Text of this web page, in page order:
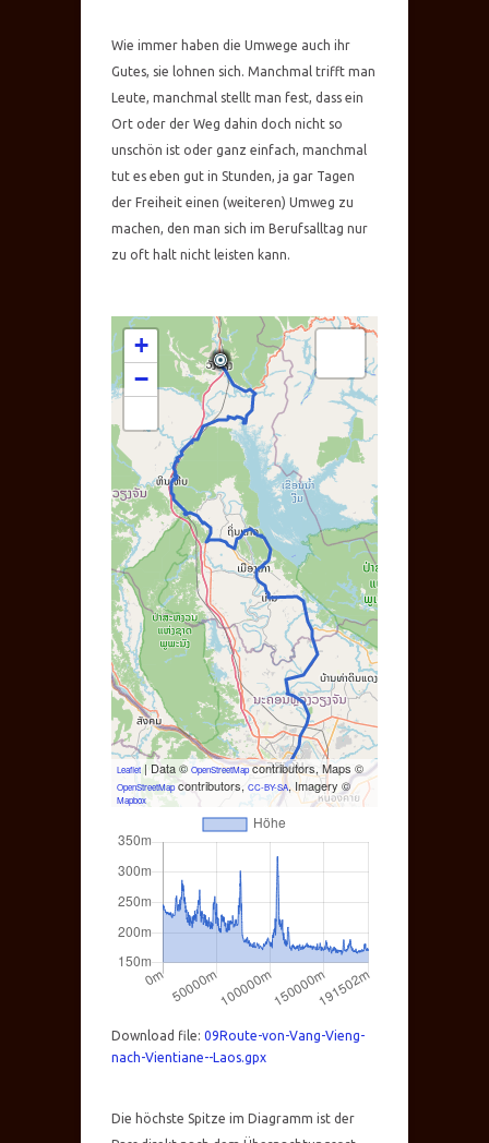
Wie immer haben die Umwege auch ihr
Gutes, sie lohnen sich. Manchmal trifft man
Leute, manchmal stellt man fest, dass ein
Ort oder der Weg dahin doch nicht so
unschön ist oder ganz einfach, manchmal
tut es eben gut in Stunden, ja gar Tagen
der Freiheit einen (weiteren) Umweg zu
machen, den man sich im Berufsalltag nur
zu oft halt nicht leisten kann.
+
−
Leaflet | Data © OpenStreetMapcontributors, Maps ©
OpenStreetMapcontributors, CC-BY-SA, Imagery ©
Mapbox
Download file: 09Route-von-Vang-Vieng-
nach-Vientiane--Laos.gpx
Die höchste Spitze im Diagramm ist der